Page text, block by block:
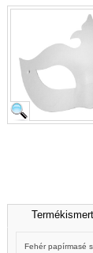
Fehér papírmasé